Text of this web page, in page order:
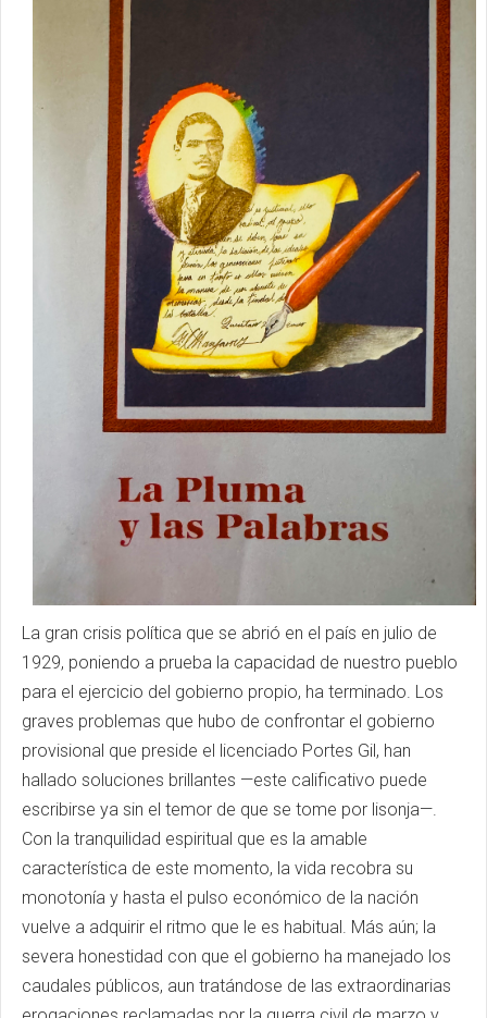
La gran crisis política que se abrió en el país en julio de
1929, poniendo a prueba la capacidad de nuestro pueblo
para el ejercicio del gobierno propio, ha terminado. Los
graves problemas que hubo de confrontar el gobierno
provisional que preside el licenciado Portes Gil, han
hallado soluciones brillantes —este calificativo puede
escribirse ya sin el temor de que se tome por lisonja—.
Con la tranquilidad espiritual que es la amable
característica de este momento, la vida recobra su
monotonía y hasta el pulso económico de la nación
vuelve a adquirir el ritmo que le es habitual. Más aún; la
severa honestidad con que el gobierno ha manejado los
caudales públicos, aun tratándose de las extraordinarias